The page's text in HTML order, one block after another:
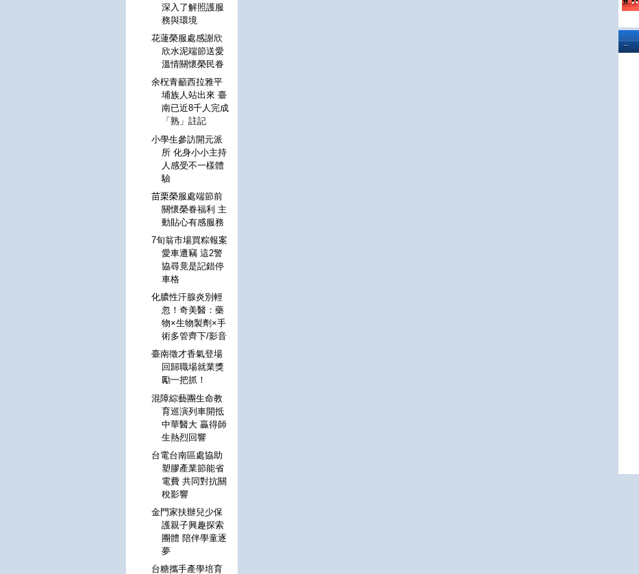
..
深入了解照護服
務與環境
花蓮榮服處感謝欣
欣水泥端節送愛
溫情關懷榮民眷
余柷青籲西拉雅平
埔族人站出來 臺
南已近8千人完成
「熟」註記
小學生參訪開元派
所 化身小小主持
人感受不一樣體
驗
苗栗榮服處端節前
關懷榮眷福利 主
動貼心有感服務
7旬翁市場買粽報案
愛車遭竊 這2警
協尋竟是記錯停
車格
化膿性汗腺炎別輕
忽！奇美醫：藥
物×生物製劑×手
術多管齊下/影音
臺南徵才香氣登場
回歸職場就業獎
勵一把抓！
混障綜藝團生命教
育巡演列車開抵
中華醫大 贏得師
生熱烈回響
台電台南區處協助
塑膠產業節能省
電費 共同對抗關
稅影響
金門家扶辦兒少保
護親子興趣探索
團體 陪伴學童逐
夢
台糖攜手產學培育